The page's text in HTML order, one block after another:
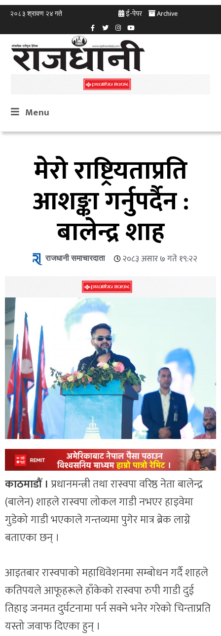
२०८३ श्रावण २४ गते ई-पेपर Archive
Menu
मेरो राष्ट्रियताप्रति
आशङ्का गर्नुपर्दैन :
बालेन्द्र शाह
राजधानी समाचारदाता २०८३ असार ७ गते १९:२२
काठमाडौं । प्रधानमन्त्री तथा रास्वपा वरिष्ठ नेता बालेन्द्र
(बालेन) शाहले रास्वपा लोकल गाडी नभएर हाइवेमा
गुडेको गाडी भएकाले गन्तव्यमा पुगेर मात्र ब्रेक लाग्ने
बताएका छन् ।
आइतबार रास्वपाको महाधिवेशनमा सम्बोधन गर्दै शाहले
कतिपयले आफूहरूले हाँकेको रास्वपा रुपी गाडी दुई
तिहाइ जनमत दुर्घटनामा पर्न सक्ने भनेर गरेको चिन्ताप्रति
यस्तो जवाफ दिएका हुन् ।